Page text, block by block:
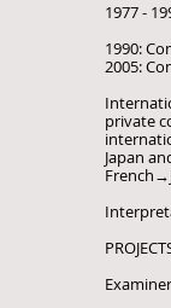
1977 -
and
1990:
2005:
private
Japan